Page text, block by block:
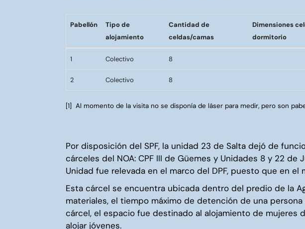
Pabellón
Tipo de
alojamiento
Cantidad de
celdas/camas
Dimensiones
dormitorio
Tipo de
Cantidad de
1 Colectivo 8
2 Colectivo 8
[1] Al momento de la visita no se disponía de láser para medir, pero son
Por disposición del SPF, la unidad 23 de Salta dejó de
cárceles del NOA: CPF III de Güemes y Unidades 8 y 22
Unidad fue relevada en el marco del DPF, puesto que en
Esta cárcel se encuentra ubicada dentro del predio de la
materiales, el tiempo máximo de detención de una
cárcel, el espacio fue destinado al alojamiento de mujeres
alojar jóvenes.